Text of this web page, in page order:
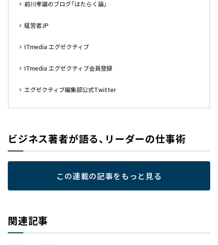
前川孝雄のブログ「はたらく論」
経営者JP
ITmedia エグゼクティブ
ITmedia エグゼクティブ会員登録
エグゼクティブ編集部公式Twitter
ビジネス著者が語る、リーダーの仕事術
この連載の記事をもっと見る
関連記事